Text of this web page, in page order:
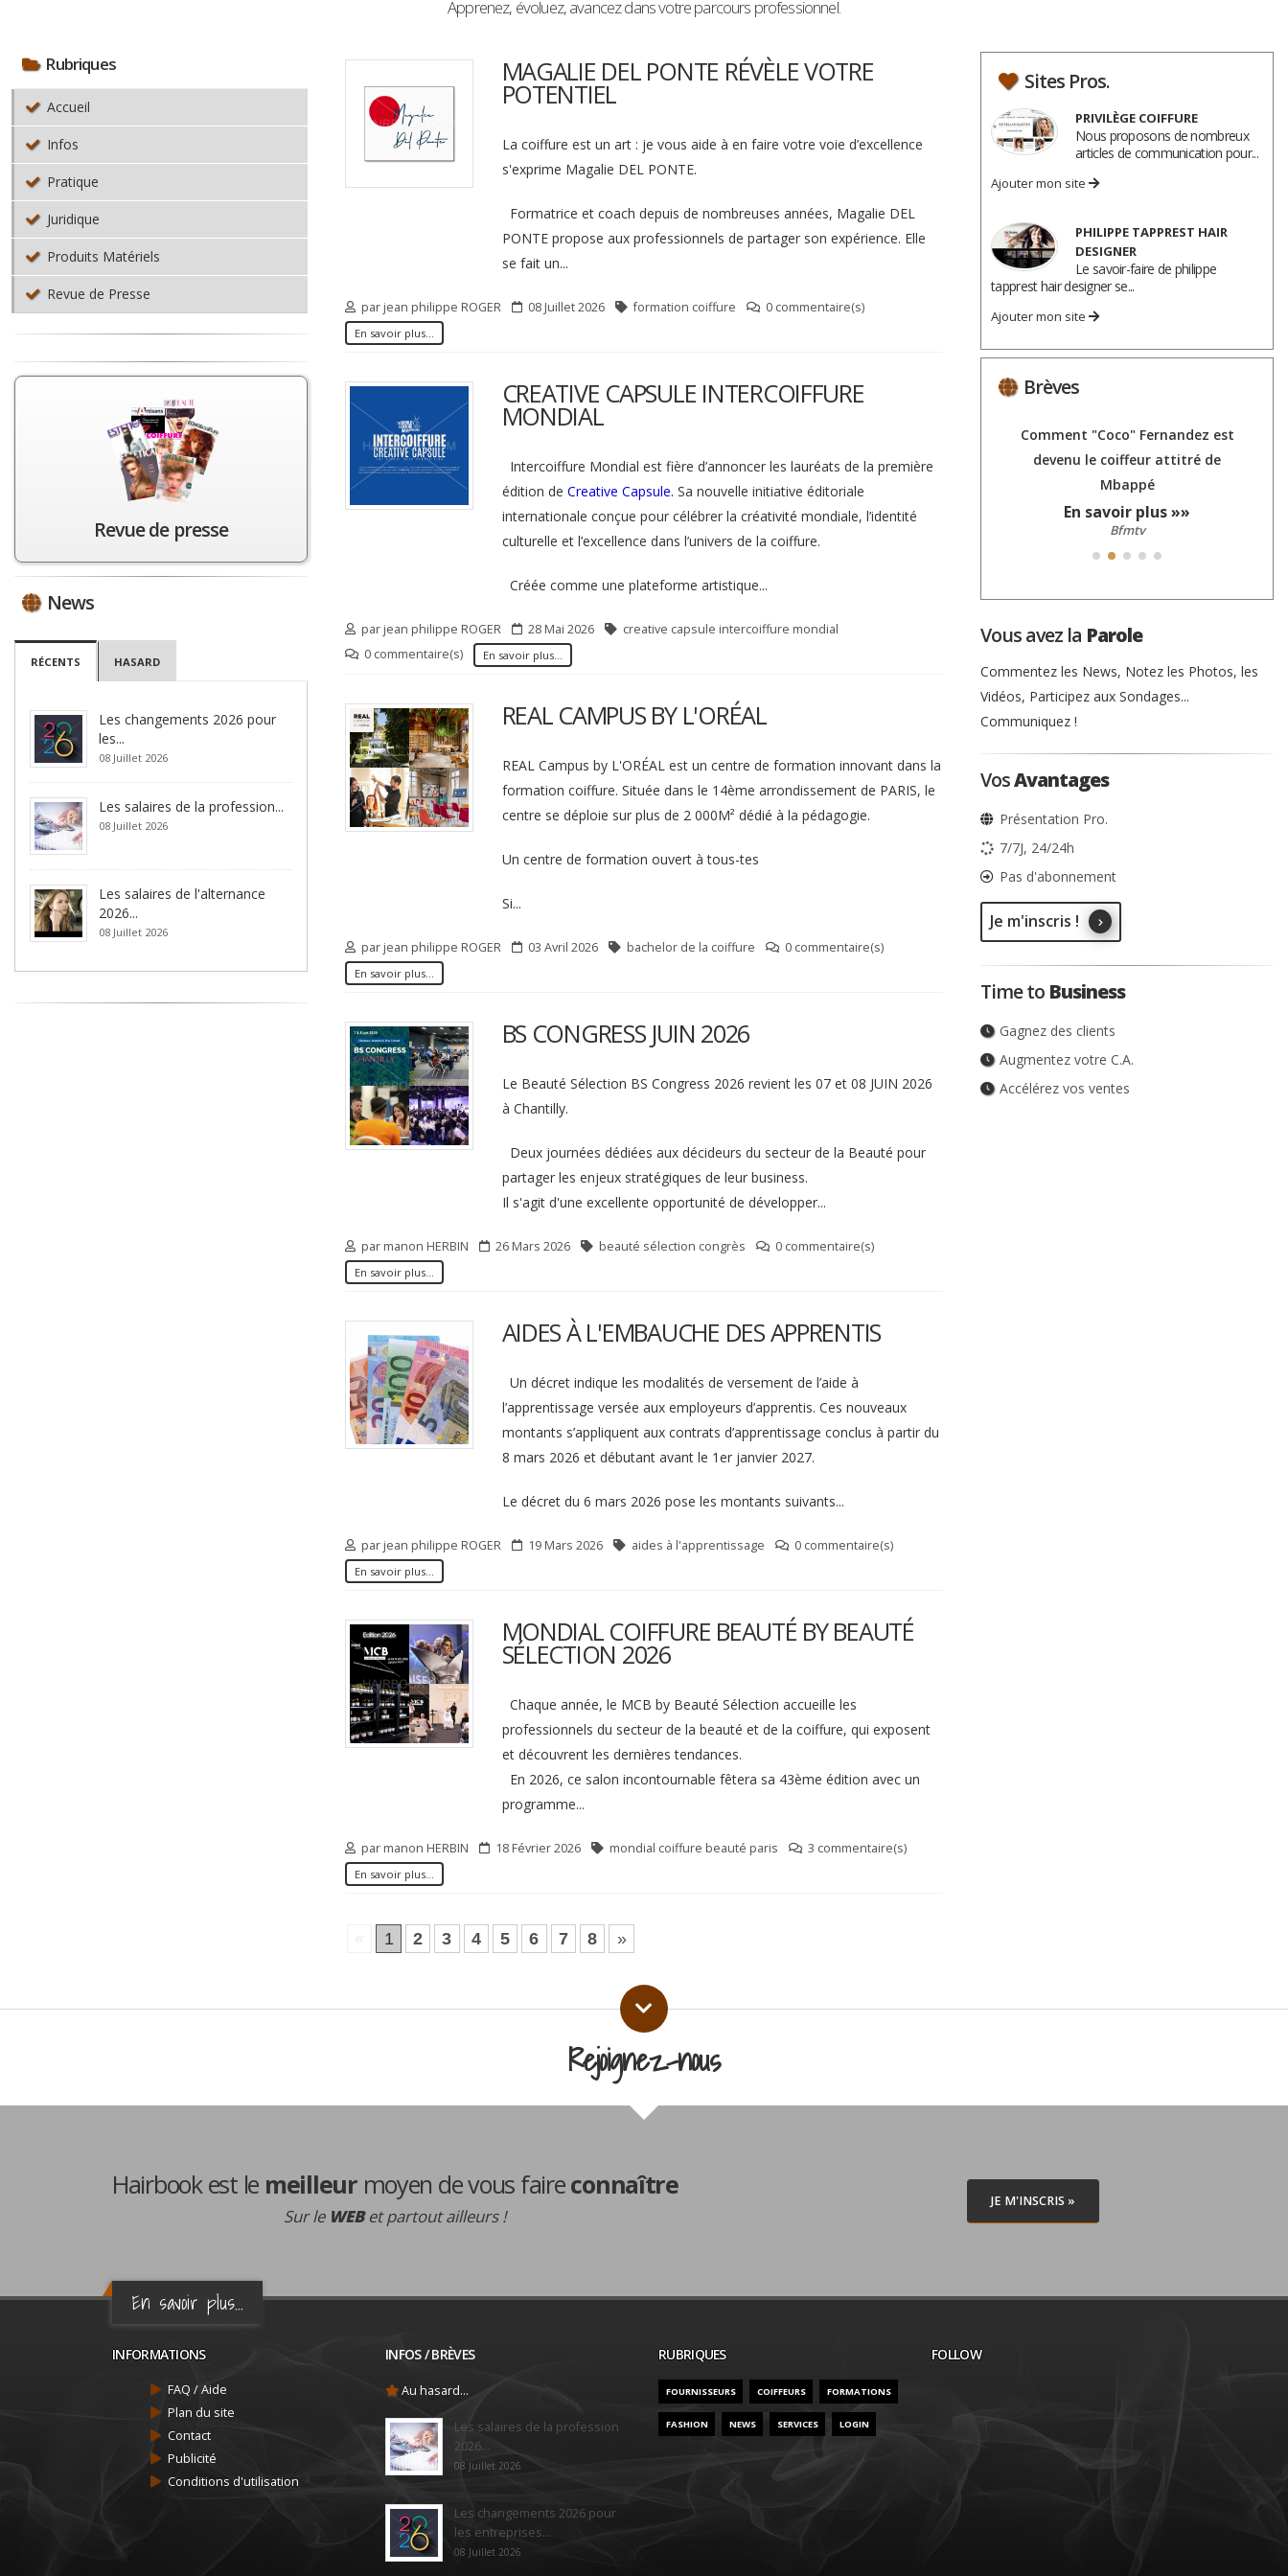
Apprenez, évoluez, avancez dans votre parcours professionnel.
Rubriques
Accueil
Infos
Pratique
Juridique
Produits Matériels
Revue de Presse
Revue de presse
News
RÉCENTS HASARD
Les changements 2026 pour
les...
08 Juillet 2026
Les salaires de la profession...
08 Juillet 2026
Les salaires de l'alternance
2026...
08 Juillet 2026
MAGALIE DEL PONTE RÉVÈLE VOTRE
POTENTIEL
La coiffure est un art : je vous aide à en faire votre voie d’excellence
s'exprime Magalie DEL PONTE.
Formatrice et coach depuis de nombreuses années, Magalie DEL
PONTE propose aux professionnels de partager son expérience. Elle
se fait un...
par jean philippe ROGER 08 Juillet 2026 formation coiffure 0 commentaire(s)
En savoir plus...
CREATIVE CAPSULE INTERCOIFFURE
MONDIAL
Intercoiffure Mondial est fière d’annoncer les lauréats de la première
édition de Creative Capsule. Sa nouvelle initiative éditoriale
internationale conçue pour célébrer la créativité mondiale, l’identité
culturelle et l’excellence dans l’univers de la coiffure.
Créée comme une plateforme artistique...
par jean philippe ROGER 28 Mai 2026
creative capsule intercoiffure mondial
0 commentaire(s)
En savoir plus...
REAL CAMPUS BY L'ORÉAL
REAL Campus by L'ORÉAL est un centre de formation innovant dans la
formation coiffure. Située dans le 14ème arrondissement de PARIS, le
centre se déploie sur plus de 2 000M² dédié à la pédagogie.
Un centre de formation ouvert à tous-tes
Si...
par jean philippe ROGER 03 Avril 2026 bachelor de la coiffure 0 commentaire(s)
En savoir plus...
BS CONGRESS JUIN 2026
Le Beauté Sélection BS Congress 2026 revient les 07 et 08 JUIN 2026
à Chantilly.
Deux journées dédiées aux décideurs du secteur de la Beauté pour
partager les enjeux stratégiques de leur business.
Il s'agit d'une excellente opportunité de développer...
par manon HERBIN 26 Mars 2026 beauté sélection congrès 0 commentaire(s)
En savoir plus...
AIDES À L'EMBAUCHE DES APPRENTIS
Un décret indique les modalités de versement de l’aide à
l’apprentissage versée aux employeurs d’apprentis. Ces nouveaux
montants s’appliquent aux contrats d’apprentissage conclus à partir du
8 mars 2026 et débutant avant le 1er janvier 2027.
Le décret du 6 mars 2026 pose les montants suivants...
par jean philippe ROGER 19 Mars 2026 aides à l'apprentissage 0 commentaire(s)
En savoir plus...
MONDIAL COIFFURE BEAUTÉ BY BEAUTÉ
SÉLECTION 2026
Chaque année, le MCB by Beauté Sélection accueille les
professionnels du secteur de la beauté et de la coiffure, qui exposent
et découvrent les dernières tendances.
En 2026, ce salon incontournable fêtera sa 43ème édition avec un
programme...
par manon HERBIN 18 Février 2026 mondial coiffure beauté paris 3 commentaire(s)
En savoir plus...
1 2 3 4 5 6 7 8 »
Sites Pros.
PRIVILÈGE COIFFURE
Nous proposons de nombreux
articles de communication pour...
Ajouter mon site
PHILIPPE TAPPREST HAIR
DESIGNER
Le savoir-faire de philippe
tapprest hair designer se...
Ajouter mon site
Brèves
du monde de coiffure,
partage ses
La coiffeuse Delphine Courteille
nous présente la coiffure la plus
pratique et tendance de l’été 2026
En savoir plus »»
pour qu'ils poussent plus vite ?
En savoir plus »»
gratuites aux enfants en situation
de handicap
En savoir plus »»
Comment "Coco" Fernandez est
devenu le coiffeur attitré de
Mbappé
En savoir plus »»
Bfmtv
Vous avez la Parole
Commentez les News, Notez les Photos, les
Vidéos, Participez aux Sondages...
Communiquez !
VosAvantages
Présentation Pro.
7/7J, 24/24h
Pas d'abonnement
Je m'inscris !
Time to Business
Gagnez des clients
Augmentez votre C.A.
Accélérez vos ventes
Rejoignez-nous
Hairbook est le meilleurmoyen de vous faireconnaître
Sur le WEBet partout ailleurs !
JE M'INSCRIS »
En savoir plus...
INFORMATIONS
FAQ / Aide
Plan du site
Contact
Publicité
Conditions d'utilisation
INFOS / BRÈVES
Au hasard...
Les salaires de la profession
2026...
08 Juillet 2026
Les changements 2026 pour
les entreprises...
08 Juillet 2026
RUBRIQUES
FOURNISSEURS COIFFEURS FORMATIONS
FASHION NEWS SERVICES LOGIN
FOLLOW